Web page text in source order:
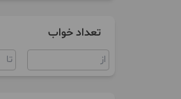
تعداد خواب